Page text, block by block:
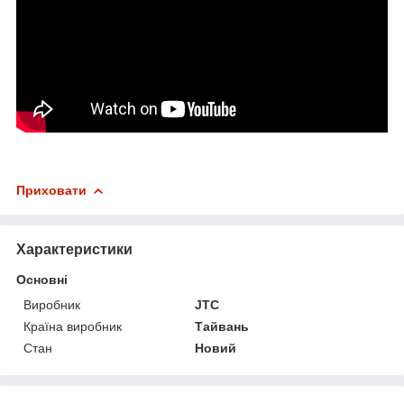
Приховати
Характеристики
Основні
Виробник
JTC
Країна виробник
Тайвань
Стан
Новий